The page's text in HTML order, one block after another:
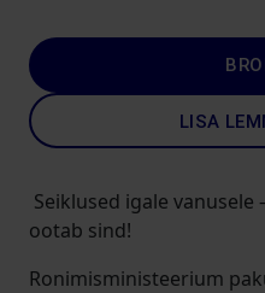
LISA
Seiklused igale
ootab sind!
Ronimisministeerium